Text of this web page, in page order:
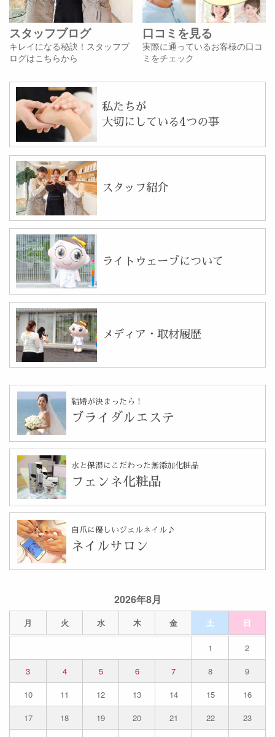
2026年8月
月 火 水 木 金 土 日
1
2
3
4 5 6 7 8
9
10
11 12 13 14 15
16
17
18 19 20 21 22
23
スタッフブログ
キレイになる秘訣！スタッフブ
ログはこちらから
口コミを見る
実際に通っているお客様の口コ
ミをチェック
私たちが
大切にしている4つの事
スタッフ紹介
ライトウェーブについて
メディア・取材履歴
結婚が決まったら！
ブライダルエステ
水と保湿にこだわった無添加化粧品
フェンネ化粧品
自爪に優しいジェルネイル♪
ネイルサロン